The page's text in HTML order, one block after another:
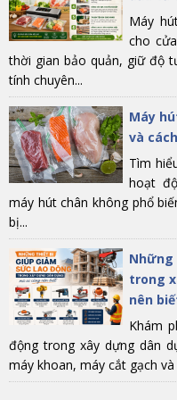
Máy
cho
thời gian bảo quản, giữ độ
tính chuyên...
Máy
và
Tìm
hoạt
máy hút chân không phổ
bị...
Những
trong
nên
Khám
động trong xây dựng dân
máy khoan, máy cắt gạch